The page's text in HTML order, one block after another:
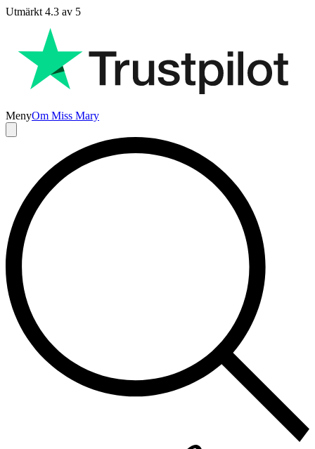
Utmärkt 4.3 av 5
MenyOm Miss Mary